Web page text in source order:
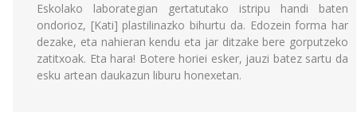
Eskolako laborategian gertatutako istripu handi baten
ondorioz, [Kati] plastilinazko bihurtu da. Edozein forma har
dezake, eta nahieran kendu eta jar ditzake bere gorputzeko
zatitxoak. Eta hara! Botere horiei esker, jauzi batez sartu da
esku artean daukazun liburu honexetan.